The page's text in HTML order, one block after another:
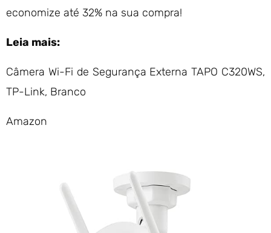
economize até 32% na sua compra!
Leia mais:
Câmera Wi-Fi de Segurança Externa TAPO C320WS,
TP-Link, Branco
Amazon